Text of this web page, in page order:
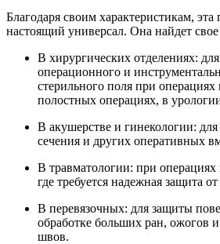
Благодаря своим характеристикам,
настоящий универсал. Она найдет свое
В хирургических отделениях:
операционного и
стерильного поля при
полостных операциях, в
В акушерстве и гинекологии: для
сечения и других оперативных
В травматологии: при операциях
где требуется надежная защита
В перевязочных: для защиты
обработке больших ран, ожогов
швов.